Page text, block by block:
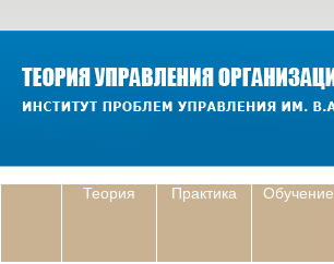
Теория Практика Обучение